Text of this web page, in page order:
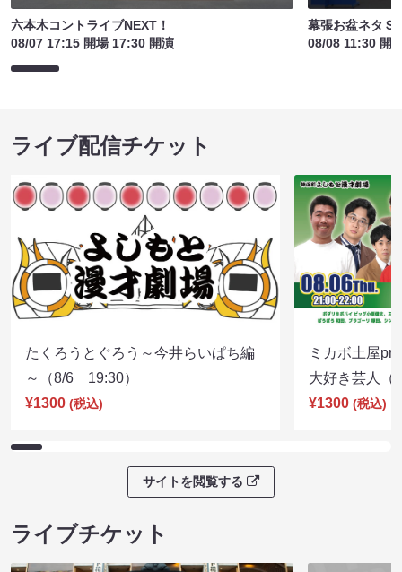
六本木コントライブNEXT！
08/07 17:15 開場 17:30 開演
幕張お盆ネタＳ
08/08 11:30 開
ライブ配信チケット
たくろうとぐろう～今井らいぱち編
～（8/6 19:30）
¥1300 (税込)
ミカボ土屋
大好き芸人
¥1300 (税込)
サイトを閲覧する
ライブチケット